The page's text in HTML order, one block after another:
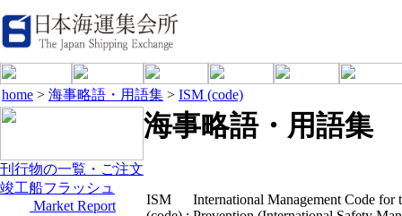
home > 海事略語・用語集 > ISM (code)
刊行物の一覧・ご注文
竣工船フラッシュ
Market Report
海事略語・用語集
ISM
International Management Code